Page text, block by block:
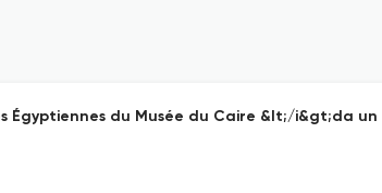
du Musée du Caire &lt;/i&gt;da